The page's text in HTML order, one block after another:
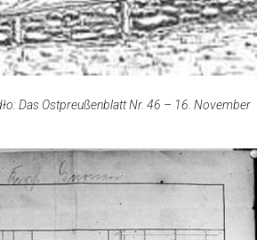
Das Ostpreußenblatt Nr. 46 – 16. November